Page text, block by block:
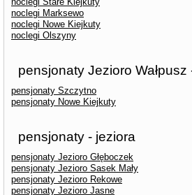
noclegi Marksewo
noclegi Nowe Kiejkuty
noclegi Olszyny
pensjonaty Jezioro
pensjonaty Szczytno
pensjonaty Nowe Kiejkuty
pensjonaty - jeziora
pensjonaty Jezioro Głęboczek
pensjonaty Jezioro Sasek Mały
pensjonaty Jezioro Rekowe
pensjonaty Jezioro Jasne